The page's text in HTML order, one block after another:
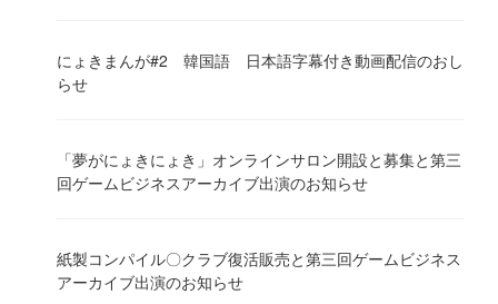
りにょきまんが#2 韓国語 日本語字幕付き動画配信のおし
らせ
「夢がにょきにょき」オンラインサロン開設と募集と第三
回ゲームビジネスアーカイブ出演のお知らせ
紙製コンパイル〇クラブ復活販売と第三回ゲームビジネス
アーカイブ出演のお知らせ